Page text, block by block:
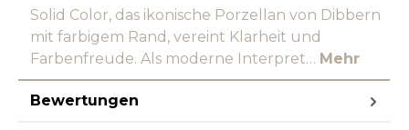
Solid Color, das ikonische Porzellan von Dibbern
mit farbigem Rand, vereint Klarheit und
Farbenfreude. Als moderne Interpret… Mehr
Bewertungen